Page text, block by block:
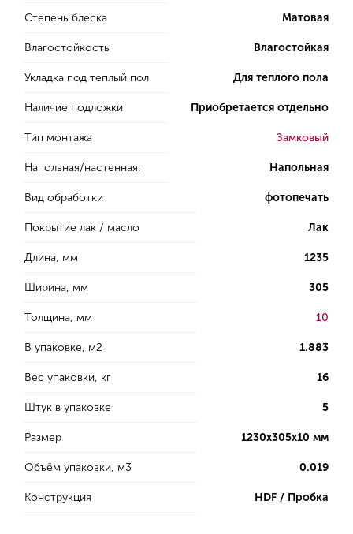
Степень блеска Матовая
Влагостойкость Влагостойкая
Укладка под теплый пол Для теплого пола
Наличие подложки Приобретается отдельно
Тип монтажа Замковый
Напольная/настенная: Напольная
Вид обработки фотопечать
Покрытие лак / масло Лак
Длина, мм 1235
Ширина, мм 305
Толщина, мм 10
В упаковке, м2 1.883
Вес упаковки, кг 16
Штук в упаковке 5
Размер 1230х305х10 мм
Объём упаковки, м3 0.019
Конструкция HDF / Пробка